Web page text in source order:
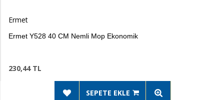
Y528 40 CM Nemli Mop Ekonomik
TL
SEPETE EKLE